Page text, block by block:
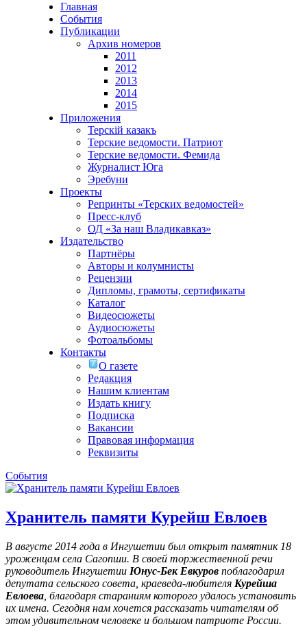
Главная
События
Публикации
Архив номеров
2011
2012
2013
2014
2015
Приложения
Терскiй казакъ
Терские ведомости. Патриот
Терские ведомости. Фемида
Журналист Юга
Эребуни
Проекты
Репринты «Терских ведомостей»
Пресс-клуб
ОД «За наш Владикавказ»
Издательство
Партнёры
Авторы и колумнисты
Рецензии
Дипломы, грамоты, сертификаты
Каталог
Видеосюжеты
Аудиосюжеты
Фотоальбомы
Контакты
О газете
Редакция
Нашим клиентам
Издать книгу
Подписка
Вакансии
Правовая информация
Реквизиты
События
Хранитель памяти Курейш Евлоев
В августе 2014 года в Ингушетии был открыт памятник 18
уроженцам села Сагопши. В своей торжественной речи
руководитель Ингушетии Юнус-Бек Евкуров поблагодарил
депутата сельского совета, краеведа-любителя Курейша
Евлоева , благодаря стараниям которого удалось установить
их имена. Сегодня нам хочется рассказать читателям об
этом удивительном человеке и большом патриоте России.